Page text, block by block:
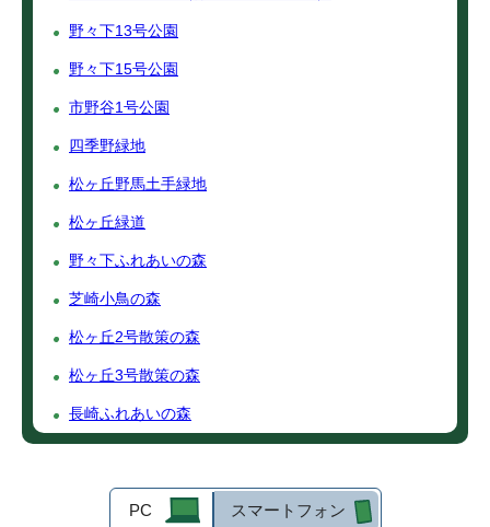
野々下13号公園
野々下15号公園
市野谷1号公園
四季野緑地
松ヶ丘野馬土手緑地
松ヶ丘緑道
野々下ふれあいの森
芝崎小鳥の森
松ヶ丘2号散策の森
松ヶ丘3号散策の森
長崎ふれあいの森
PC スマートフォン